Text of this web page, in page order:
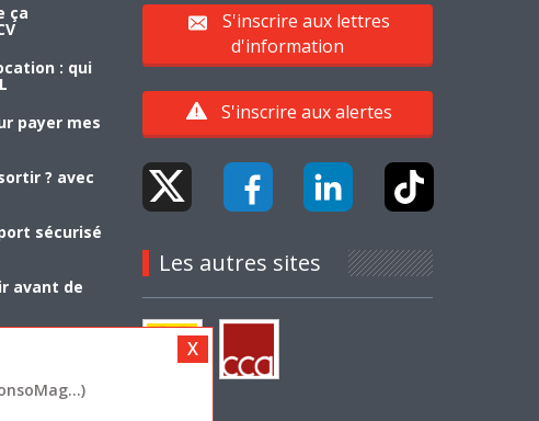
ça
: qui
payer mes
? avec
sécurisé
avant de
S'inscrire aux lettres
d'information
S'inscrire aux alertes
Les autres sites